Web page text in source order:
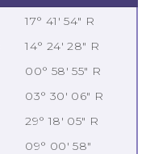
17° 41' 54" R
14° 24' 28" R
00° 58' 55" R
03° 30' 06" R
29° 18' 05" R
09° 00' 58"